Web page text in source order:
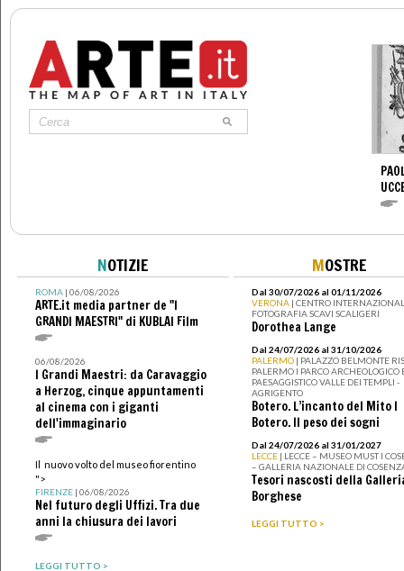
NOTIZIE
ROMA| 06/08/2026
ARTE.it media partner de "I
GRANDI MAESTRI" di KUBLAI Film
06/08/2026
I Grandi Maestri: da Caravaggio
a Herzog, cinque appuntamenti
al cinema con i giganti
dell'immaginario
Il nuovo volto del museo fiorentino
">
FIRENZE| 06/08/2026
Nel futuro degli Uffizi. Tra due
anni la chiusura dei lavori
LEGGI TUTTO >
MOSTRE
Dal 30/07/2026 al 01/11/2026
VERONA | CENTRO
FOTOGRAFIA SCAVI SCALIGERI
Dorothea Lange
Dal 24/07/2026 al 31/10/2026
PALERMO | PALAZZO BELMONTE
PALERMO I PARCO ARCHEOLOGICO
PAESAGGISTICO VALLE DEI TEMPLI -
AGRIGENTO
Botero. L’incanto del Mito I
Botero. Il peso dei sogni
Dal 24/07/2026 al 31/01/2027
LECCE | LECCE – MUSEO MUST I
– GALLERIA NAZIONALE DI
Tesori nascosti della
Borghese
LEGGI TUTTO >